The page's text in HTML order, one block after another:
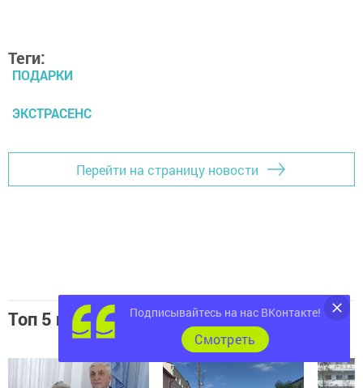
Теги:
ПОДАРКИ
ЭКСТРАСЕНС
Перейти на страницу новости
Топ 5 новостейПодписывайтесь на нас ВКонтакте!
Cмотреть